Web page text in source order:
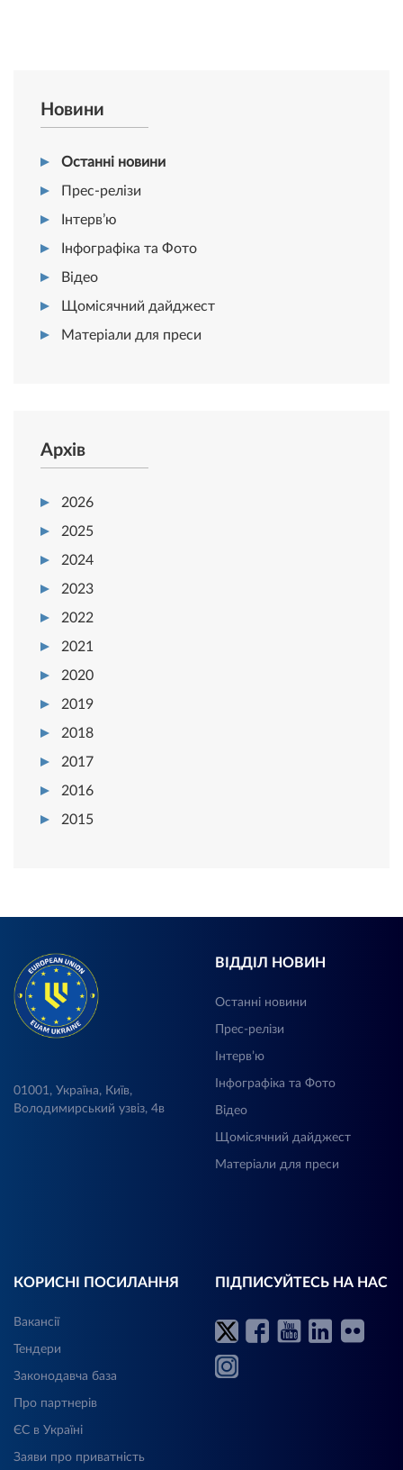
Новини
Останні новини
Прес-релізи
Інтерв’ю
Інфографіка та Фото
Відео
Щомісячний дайджест
Матеріали для преси
Архів
2026
2025
2024
2023
2022
2021
2020
2019
2018
2017
2016
2015
01001, Україна, Київ,
Володимирський узвіз, 4в
ВІДДІЛ НОВИН
Останні новини
Прес-релізи
Інтерв’ю
Інфографіка та Фото
Відео
Щомісячний дайджест
Матеріали для преси
КОРИСНІ ПОСИЛАННЯ
Вакансії
Тендери
Законодавча база
Про партнерів
ЄС в Україні
Заяви про приватність
ПІДПИСУЙТЕСЬ НА НАС